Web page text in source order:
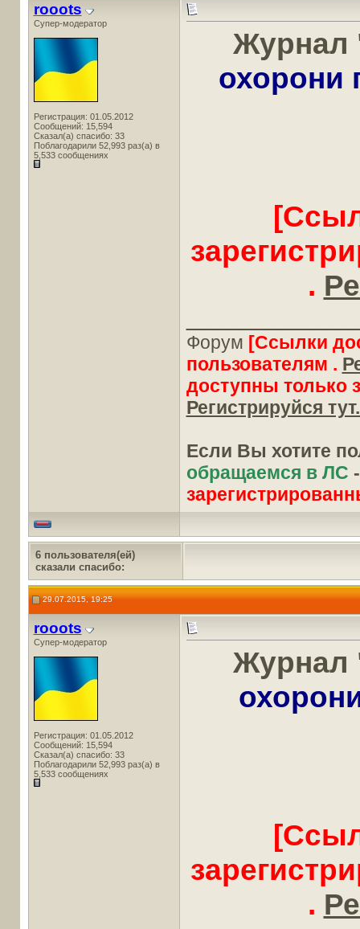
rooots
Супер-модератор
Регистрация: 01.05.2012
Сообщений: 15,594
Сказал(а) спасибо: 33
Поблагодарили 52,993 раз(а) в
5,533 сообщениях
Журнал
охорони
.
Форум [Ссылки
пользователям .
доступны только
Регистрируйся
Если Вы хотите
обращаемся в ЛС
6 пользователя(ей)
сказали cпасибо:
29.07.2015, 19:25
rooots
Супер-модератор
Регистрация: 01.05.2012
Сообщений: 15,594
Сказал(а) спасибо: 33
Поблагодарили 52,993 раз(а) в
5,533 сообщениях
Журнал
.